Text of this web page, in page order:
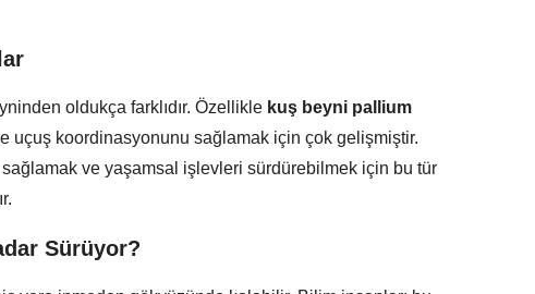
oldukça farklıdır. Özellikle kuş beyni pallium
uçuş koordinasyonunu sağlamak için çok gelişmiştir.
sağlamak ve yaşamsal işlevleri sürdürebilmek için bu tür
Sürüyor?